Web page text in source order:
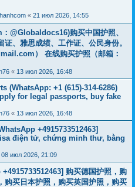
« 21 июл 2026, 14:55
@Globaldocs16)购买中国护照、
、雅思成绩、工作证、公民身份。
） 在线购买护照（邮箱：
« 13 июл 2026, 16:48
(WhatsApp: +1 (615)-314-6286)
for legal passports, buy fake
« 13 июл 2026, 16:48
+4915733512463]
điện tử, chứng minh thư, bằng
08 июл 2026, 21:09
购买德国护照，购
购买日本护照，购买英国护照，购买